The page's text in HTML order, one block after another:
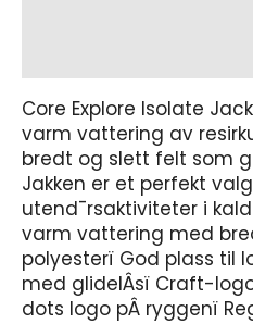
Core Explore Isolate
varm vattering av
bredt og slett felt som
Jakken er et perfekt
utend¯rsaktiviteter i
varm vattering med
polyesterï God plass til
med glidelÂsï Craft-
dots logo pÂ ryggenï